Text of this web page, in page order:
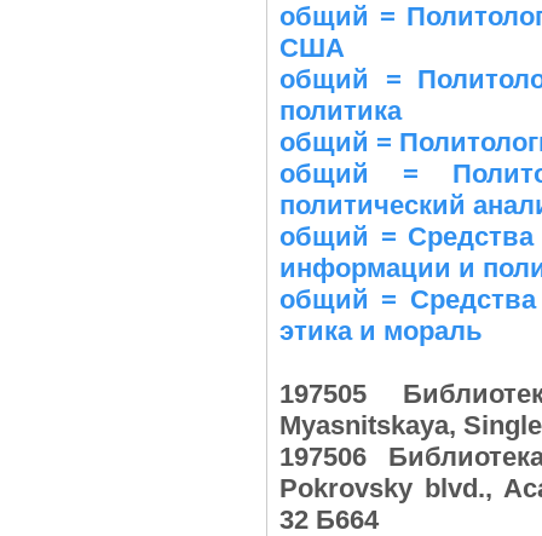
общий =
США
общий =
политика
общий =
общий =
политический
общий =
информации и
общий =
этика и мораль
197505
Myasnitskaya,
197506
Pokrovsky blvd.,
32 Б664